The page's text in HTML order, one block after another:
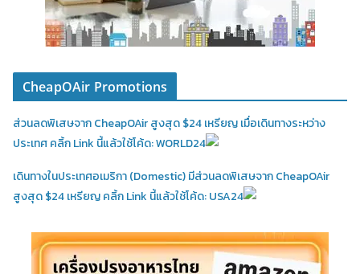
CheapOAir Promotions
ส่วนลดพิเสษจาก CheapOAir สูงสุด $24 เหรียญ เมื่อเดินทางระหว่าง
ประเทศ คลิ้ก Link นี้แล้วใช้โค้ด: WORLD24
เดินทางในประเทศอเมริกา (Domestic)มีส่วนลดพิเสษจาก CheapOAir
สูงสุด $24 เหรียญ คลิ้ก Link นี้แล้วใช้โค้ด: USA24